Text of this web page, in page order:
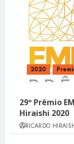
2020
29º Prêmio
Hiraishi 2020
RICARDO